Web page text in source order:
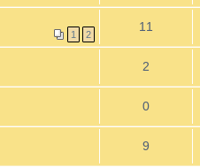
1 2
11
2
0
9